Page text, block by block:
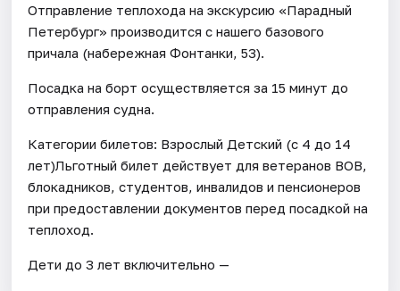
Отправление теплохода на экскурсию «Парадный
Петербург» производится с нашего базового
причала (набережная Фонтанки, 53).
Посадка на борт осуществляется за 15 минут до
отправления судна.
Категории билетов: Взрослый Детский (с 4 до 14
лет)Льготный билет действует для ветеранов ВОВ,
блокадников, студентов, инвалидов и пенсионеров
при предоставлении документов перед посадкой на
теплоход.
Дети до 3 лет включительно —